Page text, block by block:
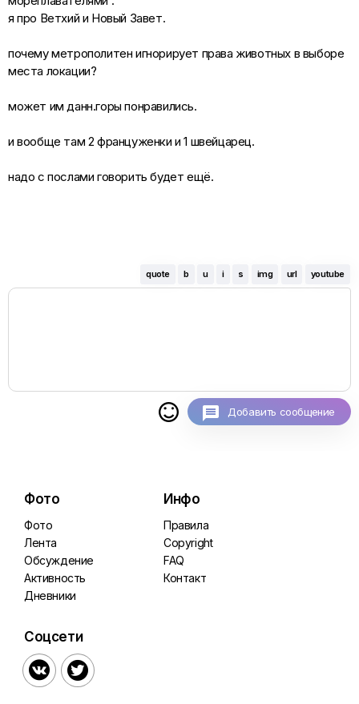
я про Ветхий и Новый Завет.
почему метрополитен игнорирует права животных в выборе
места локации?
может им данн.горы понравились.
и вообще там 2 француженки и 1 швейцарец.
надо с послами говорить будет ещё.
quote b u i s img url youtube
 Добавить сообщение
Фото
Фото
Лента
Обсуждение
Активность
Дневники
Инфо
Правила
Copyright
FAQ
Контакт
Соцсети
 